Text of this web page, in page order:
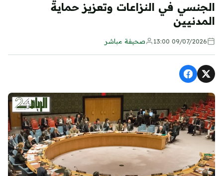
الجنسي في النزاعات وتعزيز حماية
المدنيين
09/07/2026 13:00 صحيفة مباشر